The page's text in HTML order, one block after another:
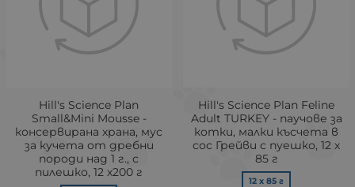
Hill's Science Plan
Small&Mini Mousse -
консервирана храна, мус
за кучета от дребни
породи над 1 г., с
пилешко, 12 х200 г
Hill's Science Plan Feline
Adult TURKEY - паучове за
котки, малки късчета в
сос Грейви с пуешко, 12 х
85 г
12 x 85 г